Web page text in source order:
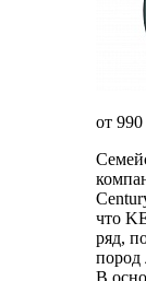
от 990
что
ряд,
пород
В